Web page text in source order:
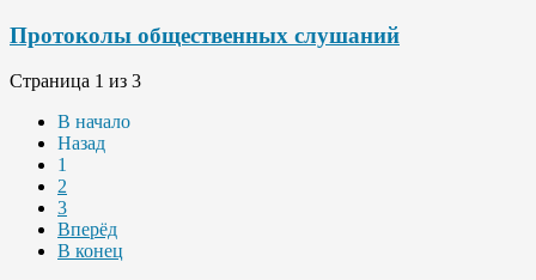
Протоколы общественных слушаний
Страница 1 из 3
В начало
Назад
1
2
3
Вперёд
В конец